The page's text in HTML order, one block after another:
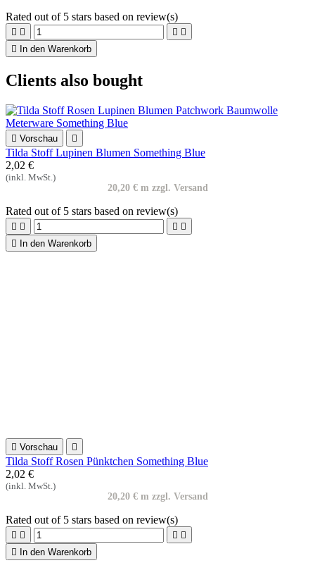
Rated out of 5 stars based on review(s)
   

In den Warenkorb
Clients also bought
 Vorschau 
Tilda Stoff Lupinen Blumen Something Blue
2,02 €
(inkl. MwSt.)
20,20 € m zzgl. Versand
Rated out of 5 stars based on review(s)
   

In den Warenkorb